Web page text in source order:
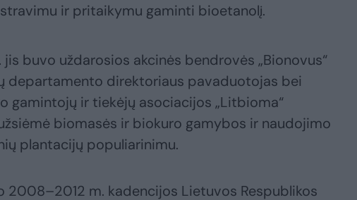
ir pritaikymu gaminti bioetanolį.
buvo uždarosios akcinės bendrovės „Bionovus“
departamento direktoriaus pavaduotojas bei
gamintojų ir tiekėjų asociacijos „Litbioma“
biomasės ir biokuro gamybos ir naudojimo
plantacijų populiarinimu.
2008–2012 m. kadencijos Lietuvos Respublikos